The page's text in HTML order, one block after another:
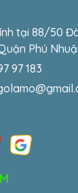
tại 88/50
Phú
97 183